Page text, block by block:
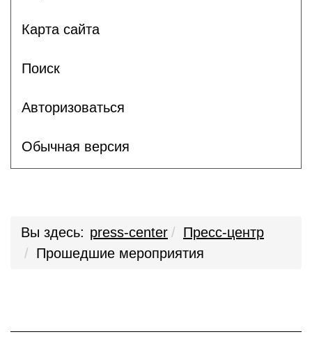
Карта сайта
Поиск
Авторизоваться
Обычная версия
Вы здесь: press-center
Пресс-центр
Прошедшие мероприятия